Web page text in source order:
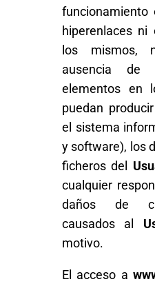
hiperenlaces ni
los mismos,
ausencia
elementos en
puedan
el sistema
y software), los
ficheros del
cualquier
daños de
causados al
motivo.
El acceso a